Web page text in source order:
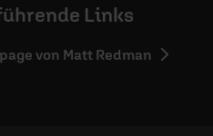
Links
von Matt Redman